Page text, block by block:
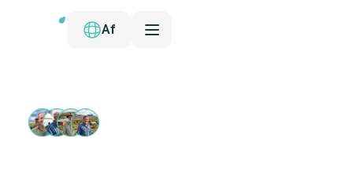
Af
13,000+ ONDERSTEUNERS